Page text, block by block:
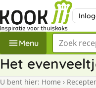
Menu Zoek een
Het
U bent hier: Home ›